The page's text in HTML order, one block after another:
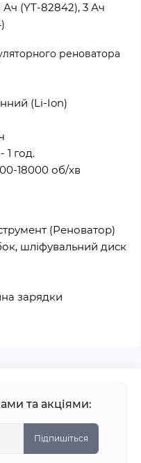
Ач (YT-82842), 3 Ач
реноватора
(Li-Ion)
1 год.
18000 об/хв
(Реноватор)
шліфувальний диск
зарядки
та акціями:
Підпишіться